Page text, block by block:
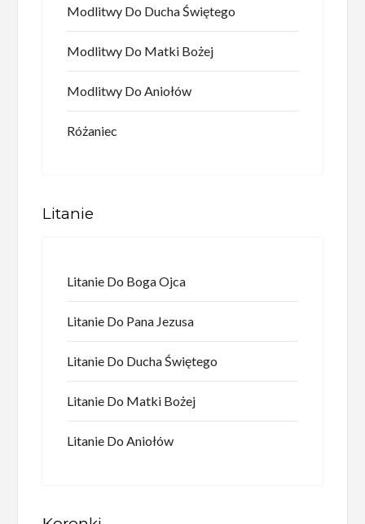
Modlitwy Do Ducha Świętego
Modlitwy Do Matki Bożej
Modlitwy Do Aniołów
Różaniec
Litanie
Litanie Do Boga Ojca
Litanie Do Pana Jezusa
Litanie Do Ducha Świętego
Litanie Do Matki Bożej
Litanie Do Aniołów